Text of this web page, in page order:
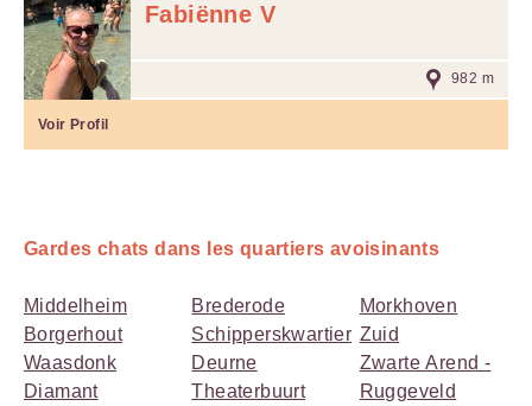
Fabiënne V
982 m
Voir Profil
Gardes chats dans les quartiers avoisinants
Middelheim
Borgerhout
Waasdonk
Diamant
Brederode
Schipperskwartier
Deurne
Theaterbuurt
Morkhoven
Zuid
Zwarte Arend -
Ruggeveld